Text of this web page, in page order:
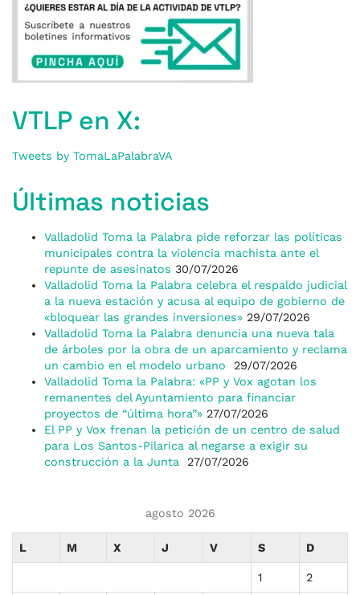
VTLP en X:
Tweets by TomaLaPalabraVA
Últimas noticias
Valladolid Toma la Palabra pide reforzar las políticas
municipales contra la violencia machista ante el
repunte de asesinatos 30/07/2026
Valladolid Toma la Palabra celebra el respaldo judicial
a la nueva estación y acusa al equipo de gobierno de
«bloquear las grandes inversiones» 29/07/2026
Valladolid Toma la Palabra denuncia una nueva tala
de árboles por la obra de un aparcamiento y reclama
un cambio en el modelo urbano
29/07/2026
Valladolid Toma la Palabra: «PP y Vox agotan los
remanentes del Ayuntamiento para financiar
proyectos de “última hora”» 27/07/2026
El PP y Vox frenan la petición de un centro de salud
para Los Santos-Pilarica al negarse a exigir su
construcción a la Junta
27/07/2026
agosto 2026
L M X J V S D
1 2